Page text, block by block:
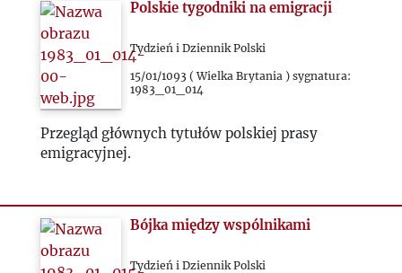
Polskie tygodniki na emigracji
Tydzień i Dziennik Polski
15/01/1093 ( Wielka Brytania ) sygnatura:
1983_01_014
Przegląd głównych tytułów polskiej prasy
emigracyjnej.
Bójka między wspólnikami
Tydzień i Dziennik Polski